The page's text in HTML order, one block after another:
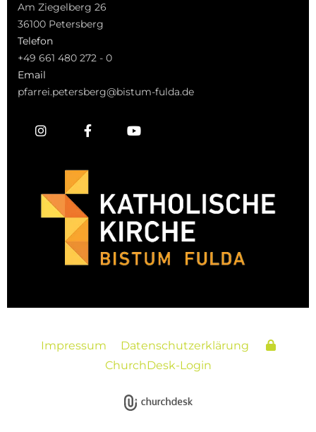
Am Ziegelberg 26
36100 Petersberg
Telefon
+49 661 480 272 - 0
Email
pfarrei.petersberg@bistum-fulda.de
Impressum
Datenschutzerklärung
ChurchDesk-Login